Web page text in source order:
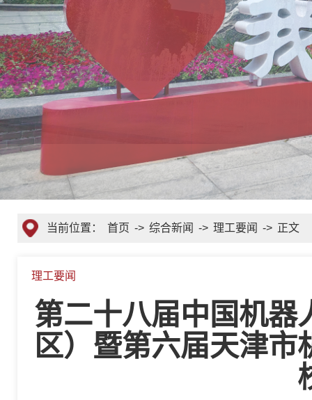
当前位置： 首页 -> 综合新闻 -> 理工要闻 -> 正文
理工要闻
第二十八届中国机器
区）暨第六届天津